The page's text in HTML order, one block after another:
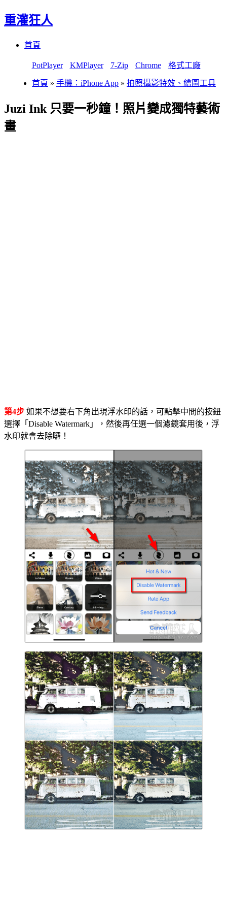
重灌狂人
首頁
PotPlayer KMPlayer 7-Zip Chrome 格式工廠
首頁 » 手機：iPhone App » 拍照攝影特效、繪圖工具
Juzi Ink 只要一秒鐘！照片變成獨特藝術
畫
第4步 如果不想要右下角出現浮水印的話，可點擊中間的按鈕
選擇「Disable Watermark」，然後再任選一個濾鏡套用後，浮
水印就會去除囉！